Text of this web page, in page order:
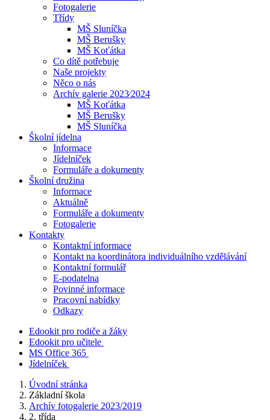
Fotogalerie
Třídy
MŠ Sluníčka
MŠ Berušky
MŠ Koťátka
Co dítě potřebuje
Naše projekty
Něco o nás
Archív galerie 2023⁄2024
MŠ Koťátka
MŠ Berušky
MŠ Sluníčka
Školní jídelna
Informace
Jídelníček
Formuláře a dokumenty
Školní družina
Informace
Aktuálně
Formuláře a dokumenty
Fotogalerie
Kontakty
Kontaktní informace
Kontakt na koordinátora individuálního vzdělávání
Kontaktní formulář
E-podatelna
Povinné informace
Pracovní nabídky
Odkazy
Edookit pro rodiče a žáky
Edookit pro učitele
MS Office 365
Jídelníček
Úvodní stránka
Základní škola
Archív fotogalerie 2023/2019
2. třída